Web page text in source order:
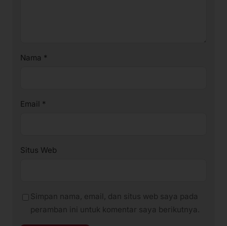
Nama *
Email *
Situs Web
Simpan nama, email, dan situs web saya pada
peramban ini untuk komentar saya berikutnya.